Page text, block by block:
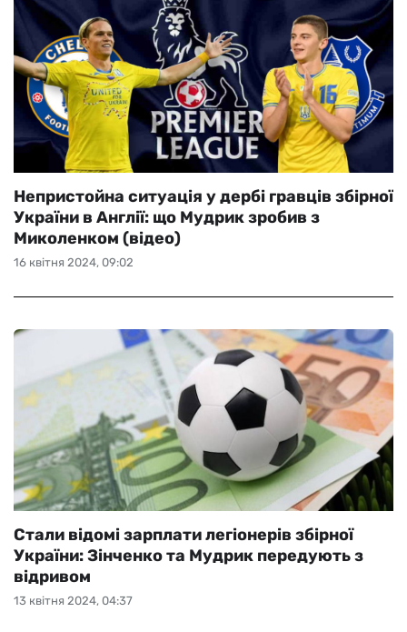
16 квітня 2024, 09:02
Непристойна ситуація у дербі гравців збірної
України в Англії: що Мудрик зробив з
Миколенком (відео)
13 квітня 2024, 04:37
Стали відомі зарплати легіонерів збірної
України: Зінченко та Мудрик передують з
відривом